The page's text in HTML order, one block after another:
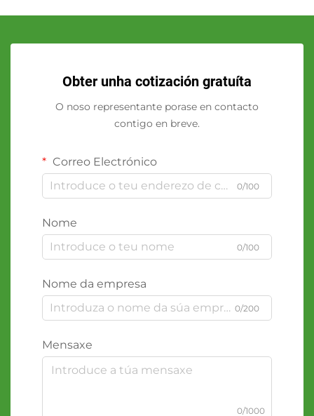
Obter unha cotización gratuíta
O noso representante porase en contacto
contigo en breve.
Correo Electrónico
0/100
Nome
0/100
Nome da empresa
0/200
Mensaxe
0/1000